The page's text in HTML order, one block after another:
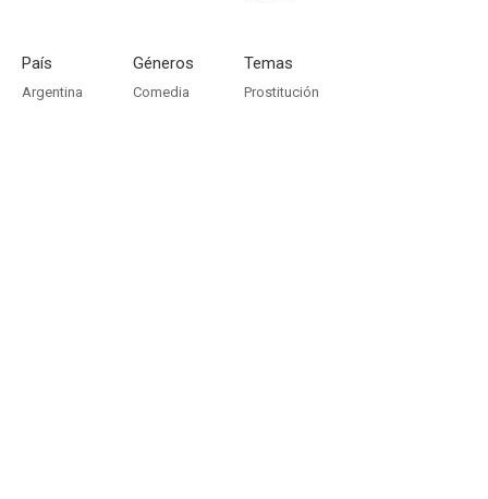
País
Argentina
Géneros
Comedia
Temas
Prostitución